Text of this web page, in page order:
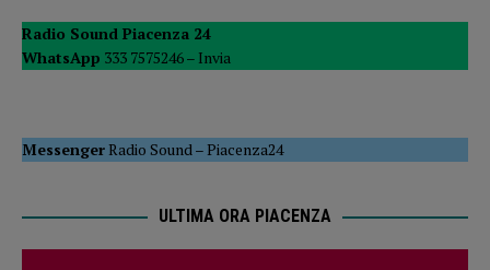
Radio Sound Piacenza 24
WhatsApp 333 7575246 – Invia
MessengerRadio Sound –Piacenza24
ULTIMA ORA PIACENZA